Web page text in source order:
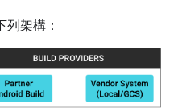
架構：